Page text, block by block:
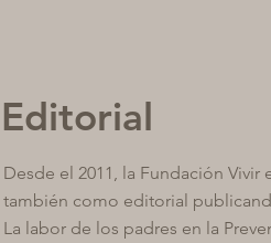
Editorial
Desde el 2011, la Fundación
también como editorial
La labor de los padres en la